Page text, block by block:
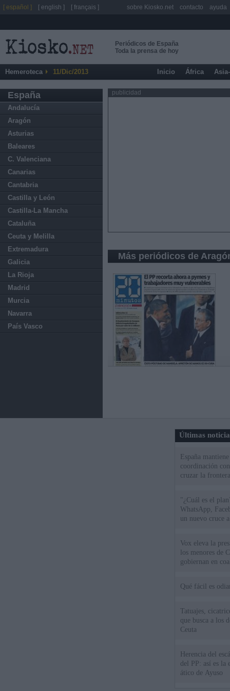
Periódicos de España
Toda la prensa de hoy
Hemeroteca 11/Dic/2013 Inicio África
España
Andalucía
Aragón
Asturias
Baleares
C. Valenciana
Canarias
Cantabria
Castilla y León
Castilla-La Mancha
Cataluña
Ceuta y Melilla
Extremadura
Galicia
La Rioja
Madrid
Murcia
Navarra
País Vasco
publicidad
Más periódicos de
Últimas
España
coordinación
cruzar la
"¿Cuál es el
WhatsApp,
un nuevo cruce
Vox eleva la
los menores de
gobiernan en
Qué fácil es
Tatuajes,
que busca a los
Ceuta
Herencia del
del PP: así es la
ático de Ayuso
[ español ] [ english ] [ français ] sobre Kiosko.net contacto ayuda